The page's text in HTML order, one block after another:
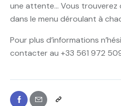
une attente… Vous trouverez
dans le menu déroulant à
Pour plus d’informations
contacter au +33 561 972